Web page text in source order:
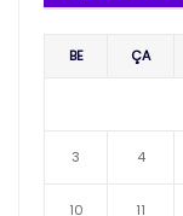
BE ÇA
3 4
10 11